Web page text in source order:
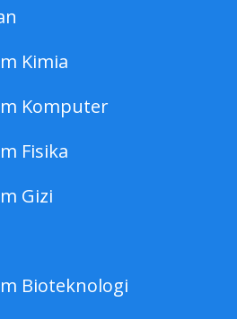
Unggul - Kampus
Kecamatan
Tangerang,
Kimia
Komputer
Fisika
Gizi
Bioteknologi